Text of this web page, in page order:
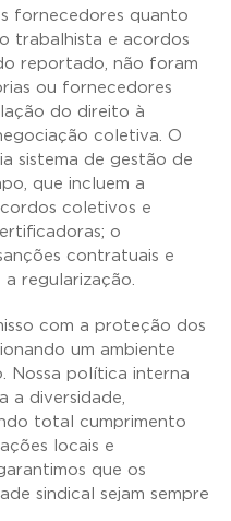
fornecedores quanto
trabalhista e acordos
reportado, não foram
ou fornecedores
do direito à
coletiva. O
sistema de gestão de
que incluem a
coletivos e
o
contratuais e
regularização.
com a proteção dos
um ambiente
Nossa política interna
a diversidade,
total cumprimento
locais e
que os
sindical sejam sempre